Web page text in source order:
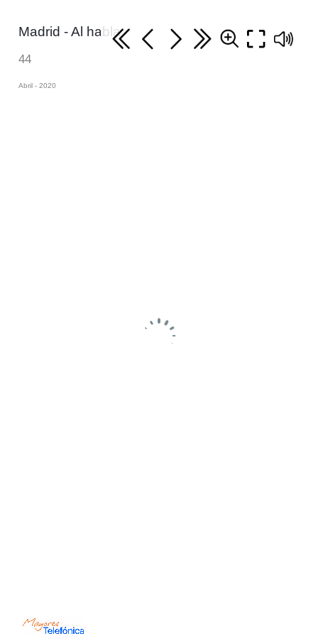
Madrid - Al habla
44
Abril - 2020